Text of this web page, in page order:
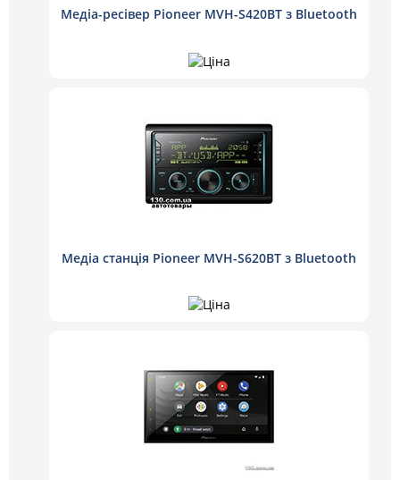
Медіа-ресівер Pioneer MVH-S420BT з Bluetooth
Медіа станція Pioneer MVH-S620BT з Bluetooth